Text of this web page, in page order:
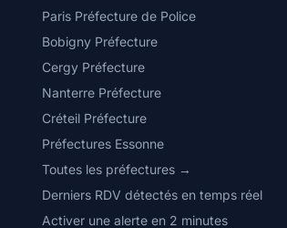
Paris Préfecture de Police
Bobigny Préfecture
Cergy Préfecture
Nanterre Préfecture
Créteil Préfecture
Préfectures Essonne
Toutes les préfectures →
Derniers RDV détectés en temps réel
Activer une alerte en 2 minutes